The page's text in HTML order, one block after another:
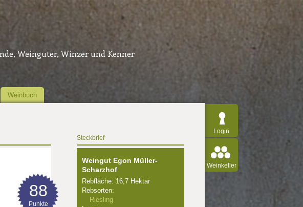
Weingüter, Winzer und Kenner
Weinbuch
Login
Weinkeller
88
Punkte
Steckbrief
Weingut Egon Müller-
Scharzhof
Rebfläche: 16,7 Hektar
Rebsorten:
Riesling